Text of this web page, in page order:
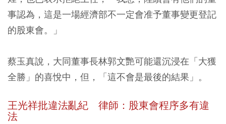
事認為，這是一場經濟部不一定會准予董事變更登記
的股東會。」
蔡玉真說，大同董事長林郭文艷可能還沉浸在「大獲
全勝」的喜悅中，但，「這不會是最後的結果」。
王光祥批違法亂紀 律師：股東會程序多有違
法